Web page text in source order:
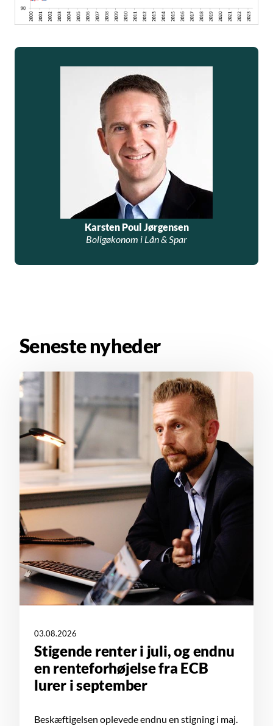
Karsten Poul Jørgensen
Boligøkonom i Lån & Spar
Seneste nyheder
03.08.2026
Stigende renter i juli, og endnu
en renteforhøjelse fra ECB
lurer i september
Beskæftigelsen oplevede endnu en stigning i maj.